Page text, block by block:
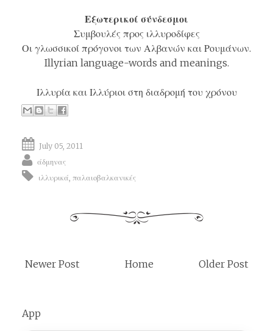
Εξωτερικοί σύνδεσμοι
Συμβουλές προς ιλλυροδίφες
Οι γλωσσικοί πρόγονοι των Αλβανών και Ρουμάνων.
Illyrian language-words and meanings.
Ιλλυρία και Ιλλύριοι στη διαδρομή του χρόνου
July 05, 2011
άδμηνας
ιλλυρικά, παλαιοβαλκανικές
Newer Post Older Post
Home
App